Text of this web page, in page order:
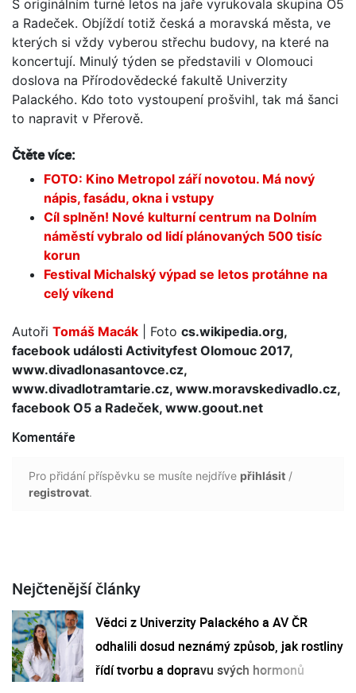
S originálním turné letos na jaře vyrukovala skupina O5
a Radeček. Objíždí totiž česká a moravská města, ve
kterých si vždy vyberou střechu budovy, na které na
koncertují. Minulý týden se představili v Olomouci
doslova na Přírodovědecké fakultě Univerzity
Palackého. Kdo toto vystoupení prošvihl, tak má šanci
to napravit v Přerově.
Čtěte více:
FOTO: Kino Metropol září novotou. Má nový
nápis, fasádu, okna i vstupy
Cíl splněn! Nové kulturní centrum na Dolním
náměstí vybralo od lidí plánovaných 500 tisíc
korun
Festival Michalský výpad se letos protáhne na
celý víkend
Autoři Tomáš Macák | Foto cs.wikipedia.org,
facebook události Activityfest Olomouc 2017,
www.divadlonasantovce.cz,
www.divadlotramtarie.cz, www.moravskedivadlo.cz,
facebook O5 a Radeček, www.goout.net
Komentáře
Pro přidání příspěvku se musíte nejdříve přihlásit /
registrovat.
Nejčtenější články
Vědci z Univerzity Palackého a AV ČR
odhalili dosud neznámý způsob, jak rostliny
řídí tvorbu a dopravu svých hormonů